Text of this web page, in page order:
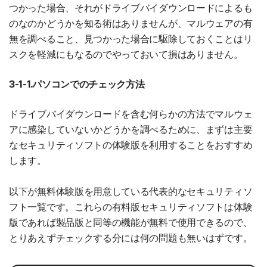
つかった場合、それがドライブバイダウンロードによるも
のなのかどうかを知る術はありませんが、マルウェアの有
無を調べること、見つかった場合に駆除しておくことはリ
スクを軽減にもなるのでやっておいて損はありません。
3-1-1.パソコンでのチェック方法
ドライブバイダウンロードを含む何らかの方法でマルウェ
アに感染していないかどうかを調べるために、まずは主要
なセキュリティソフトの体験版を利用することをおすすめ
します。
以下が無料体験版を用意している代表的なセキュリティソ
フト一覧です。これらの有料版セキュリティソフトは体験
版であれば製品版と同等の機能が無料で使用できるので、
とりあえずチェックする分には何の問題も無いはずです。